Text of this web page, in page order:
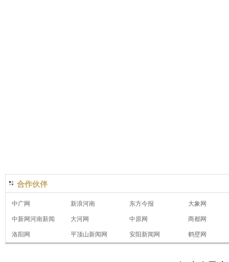
合作伙伴
中广网 新浪河南 东方今报 大象网
中新网河南新闻 大河网 中原网 商都网
洛阳网 平顶山新闻网 安阳新闻网 鹤壁网